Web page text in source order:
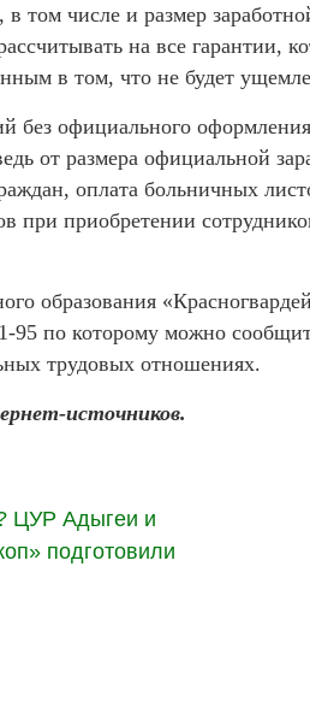
том числе и размер
на все гарантии,
в том, что не будет
без официального
от размера официальной
оплата больничных
при приобретении
образования
95 по которому можно
трудовых отношениях.
источников.
ЦУР Адыгеи и
подготовили